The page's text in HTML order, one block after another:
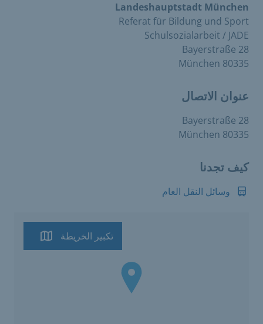
Landeshauptstadt München
Referat für Bildung und Sport
Schulsozialarbeit / JADE
Bayerstraße 28
80335 München
عنوان الاتصال
Bayerstraße 28
80335 München
كيف تجدنا
وسائل النقل العام
تكبير الخريطة